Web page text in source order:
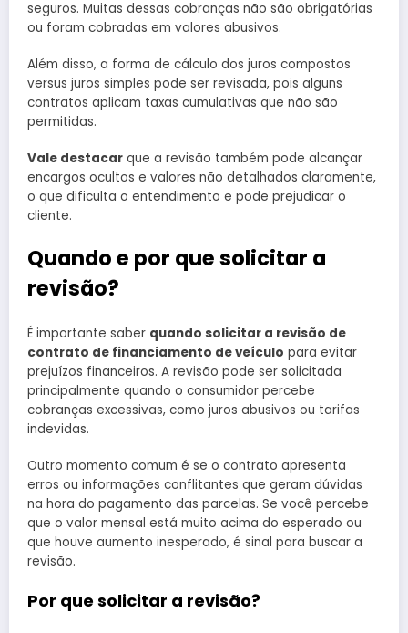
seguros. Muitas dessas cobranças não são obrigatórias
ou foram cobradas em valores abusivos.
Além disso, a forma de cálculo dos juros compostos
versus juros simples pode ser revisada, pois alguns
contratos aplicam taxas cumulativas que não são
permitidas.
Vale destacar que a revisão também pode alcançar
encargos ocultos e valores não detalhados claramente,
o que dificulta o entendimento e pode prejudicar o
cliente.
Quando e por que solicitar a
revisão?
É importante saber quando solicitar a revisão de
contrato de financiamento de veículo para evitar
prejuízos financeiros. A revisão pode ser solicitada
principalmente quando o consumidor percebe
cobranças excessivas, como juros abusivos ou tarifas
indevidas.
Outro momento comum é se o contrato apresenta
erros ou informações conflitantes que geram dúvidas
na hora do pagamento das parcelas. Se você percebe
que o valor mensal está muito acima do esperado ou
que houve aumento inesperado, é sinal para buscar a
revisão.
Por que solicitar a revisão?